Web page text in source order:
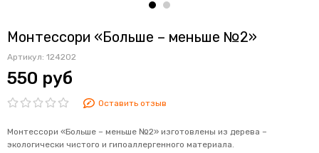
Монтессори «Больше – меньше №2»
Артикул: 124202
550 руб
Оставить отзыв
Монтессори «Больше – меньше №2» изготовлены из дерева –
экологически чистого и гипоаллергенного материала.